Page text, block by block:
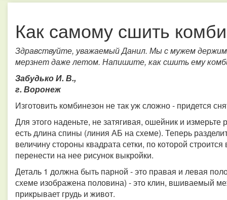
Как самому сшить
Здравствуйте, уважаемый Данил. Мы с мужем держим
мерзнет даже летом. Напишите, как сшить ему
Забудько И. В.,
г. Воронеж
Изготовить комбинезон не так уж сложно - придется
Для этого наденьте, не затягивая, ошейник и измерьте
есть длина спины (линия АБ на схеме). Теперь
величину стороны квадрата сетки, по которой
перенести на нее рисунок выкройки.
Деталь 1 должна быть парной - это правая и левая
схеме изображена половина) - это клин, вшиваемый
прикрывает грудь и живот.